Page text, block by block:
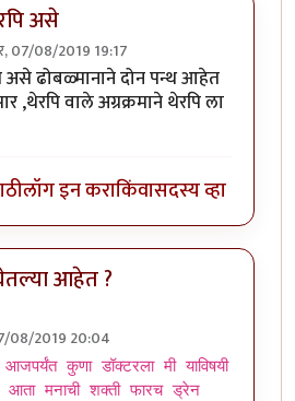
असे
07/08/2019 19:17
सिरियल मधली गीता.byतमराज
ढोबळ्मानाने दोन पन्थ आहेत
,थेरपि वाले अग्रक्रमाने थेरपि ला
लॉग इन कराकिंवासदस्य व्हा
आहेत ?
08/2019 20:04
सिरियल मधली गीता.byतमराज
आजपर्यंत कुणा डॉक्टरला मी याविषयी
आता मनाची शक्ती फारच ड्रेन